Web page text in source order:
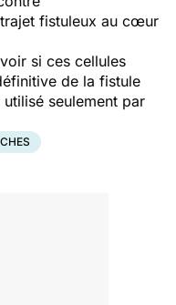
fistuleux au cœur
si ces cellules
de la fistule
seulement par